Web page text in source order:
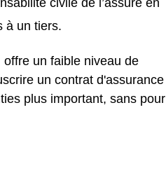
à un tiers.
un faible niveau de
un contrat d'assurance
plus important, sans pour